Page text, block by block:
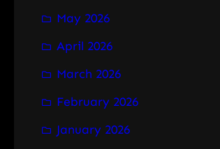
May 2026
April 2026
March 2026
February 2026
January 2026